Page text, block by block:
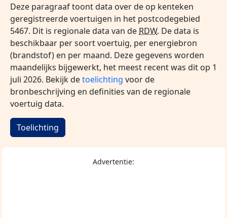
Deze paragraaf toont data over de op kenteken
geregistreerde voertuigen in het postcodegebied
5467. Dit is regionale data van de RDW. De data is
beschikbaar per soort voertuig, per energiebron
(brandstof) en per maand. Deze gegevens worden
maandelijks bijgewerkt, het meest recent was dit op 1
juli 2026. Bekijk detoelichting voor de
bronbeschrijving en definities van de regionale
voertuig data.
Toelichting
Advertentie: